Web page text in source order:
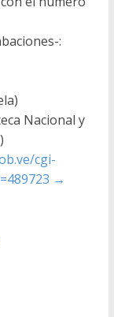
:
Nacional y
cgi-
→